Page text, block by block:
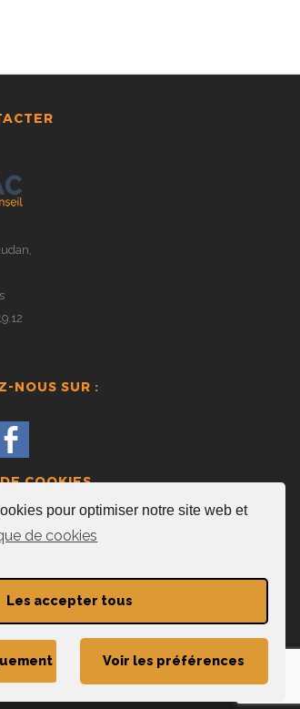
pour optimiser notre site web et
de cookies
Les accepter tous
Voir les préférences
NOUS SUR :
COOKIES
(UE)